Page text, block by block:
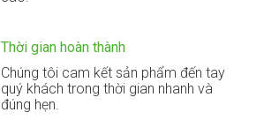
Thời gian hoàn thành
Chúng tôi cam kết sản phẩm đến tay
quý khách trong thời gian nhanh và
đúng hẹn.